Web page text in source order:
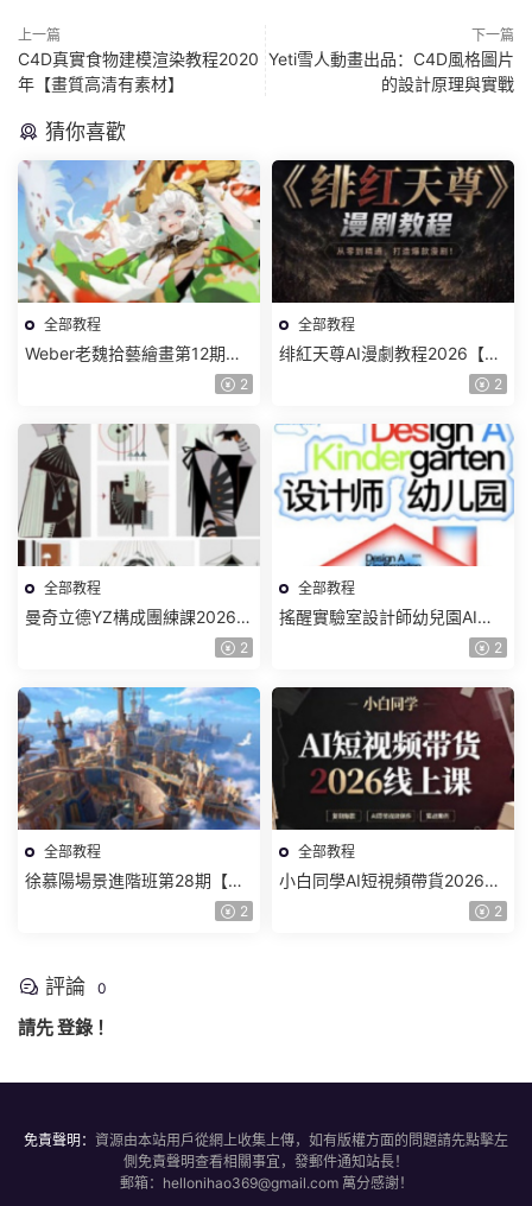
上一篇
C4D真實食物建模渲染教程2020
年【畫質高清有素材】
下一篇
Yeti雪人動畫出品：C4D風格圖片
的設計原理與實戰
猜你喜歡
全部教程
Weber老魏拾藝繪畫第12期角
色特訓班【畫質不錯隻有視
2
全部教程
绯紅天尊AI漫劇教程2026【畫
2
全部教程
曼奇立德YZ構成團練課2026年
8月已結課【畫質高清有課件】
2
全部教程
搖醒實驗室設計師幼兒園AI軟
件基礎課2025【畫質不錯有素
2
全部教程
徐慕陽場景進階班第28期【畫
2
全部教程
小白同學AI短視頻帶貨2026線
2
評論 0
請先登錄 ！
免責聲明： 資源由本站用戶從網上收集上傳，如有版權方面的問題請先點擊左
側免責聲明查看相關事宜，發郵件通知站長！
郵箱：hellonihao369@gmail.com 萬分感謝！